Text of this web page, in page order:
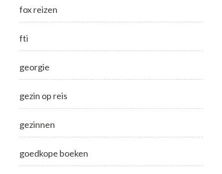
fox reizen
fti
georgie
gezin op reis
gezinnen
goedkope boeken